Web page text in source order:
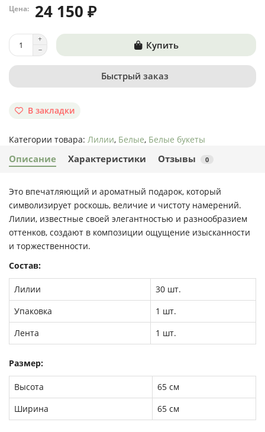
Цена: 24 150 ₽
Купить
Быстрый заказ
В закладки
Категории товара: Лилии, Белые, Белые букеты
Описание Характеристики Отзывы 0
Это впечатляющий и ароматный подарок, который
символизирует роскошь, величие и чистоту намерений.
Лилии, известные своей элегантностью и разнообразием
оттенков, создают в композиции ощущение изысканности
и торжественности.
Состав:
Лилии
30 шт.
Упаковка
1 шт.
Лента
1 шт.
Размер:
Высота
65 см
Ширина
65 см